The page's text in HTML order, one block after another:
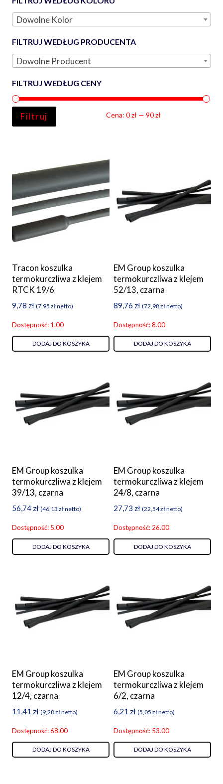
Dowolne Kolor
FILTRUJ WEDŁUG PRODUCENTA
Dowolne Producent
FILTRUJ WEDŁUG CENY
Filtruj Cena:0 zł —90 zł
Tracon koszulka
termokurczliwa z klejem
RTCK 19/6
9,78 zł (7,95 złnetto)
Dostępność: 1.00
DODAJ DO KOSZYKA
EM Group koszulka
termokurczliwa z klejem
52/13, czarna
89,76 zł (72,98złnetto)
Dostępność: 8.00
DODAJ DO KOSZYKA
EM Group koszulka
termokurczliwa z klejem
39/13, czarna
56,74 zł (46,13 złnetto)
Dostępność: 5.00
DODAJ DO KOSZYKA
EM Group koszulka
termokurczliwa z klejem
24/8, czarna
27,73 zł (22,54złnetto)
Dostępność: 26.00
DODAJ DO KOSZYKA
EM Group koszulka
termokurczliwa z klejem
12/4, czarna
11,41 zł (9,28złnetto)
Dostępność: 68.00
DODAJ DO KOSZYKA
EM Group koszulka
termokurczliwa z klejem
6/2, czarna
6,21 zł (5,05 złnetto)
Dostępność: 53.00
DODAJ DO KOSZYKA